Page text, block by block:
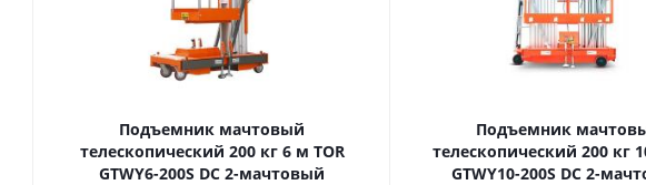
Подъемник мачтовый
телескопический 200 кг 6 м TOR
GTWY6-200S DC 2-мачтовый
Подъемник
телескопический 200 кг 10 м TOR
GTWY10-200S DC 2-